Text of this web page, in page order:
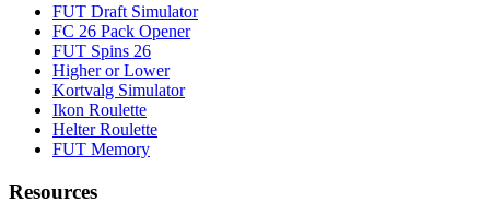
FUT Draft Simulator
FC 26 Pack Opener
FUT Spins 26
Higher or Lower
Kortvalg Simulator
Ikon Roulette
Helter Roulette
FUT Memory
Resources